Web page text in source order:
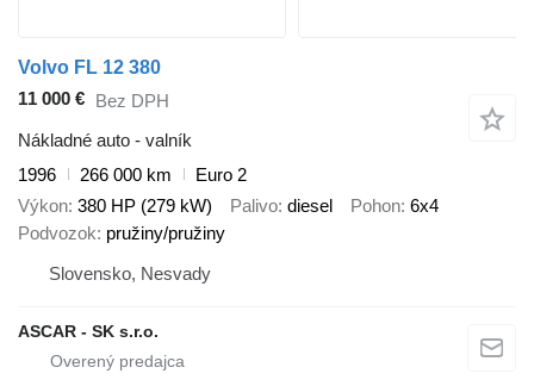
Volvo FL 12 380
11 000 € Bez DPH
Nákladné auto - valník
1996
266 000 km
Euro 2
Výkon 380 HP (279 kW) Palivo diesel Pohon 6x4
Podvozok pružiny/pružiny
Slovensko, Nesvady
ASCAR - SK s.r.o.